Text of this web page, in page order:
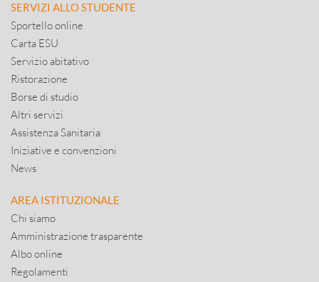
SERVIZI ALLO STUDENTE
Sportello online
Carta ESU
Servizio abitativo
Ristorazione
Borse di studio
Altri servizi
Assistenza Sanitaria
Iniziative e convenzioni
News
AREA ISTITUZIONALE
Chi siamo
Amministrazione trasparente
Albo online
Regolamenti